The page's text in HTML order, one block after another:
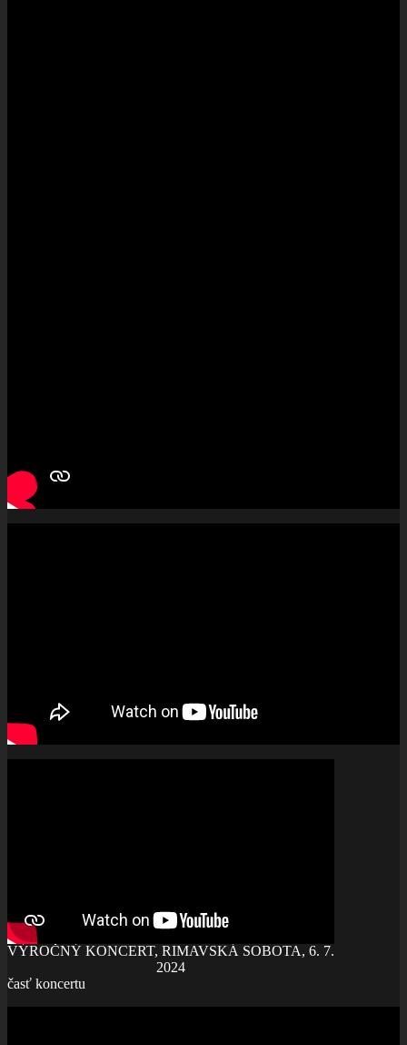
VÝROČNÝ KONCERT, RIMAVSKÁ SOBOTA, 6. 7.
2024
časť koncertu